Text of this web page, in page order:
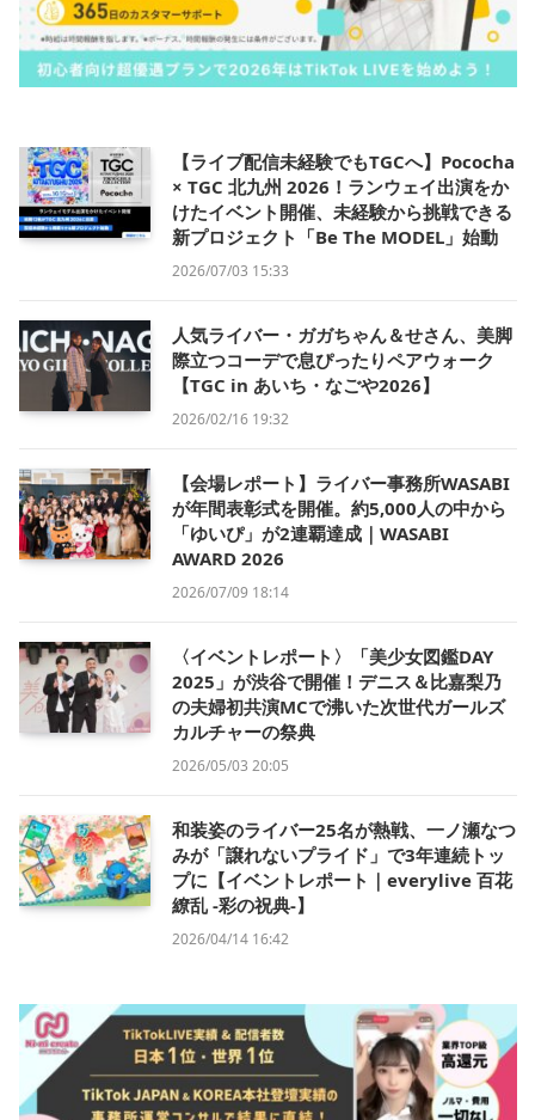
【ライブ配信未経験でもTGCへ】Pococha
× TGC 北九州 2026！ランウェイ出演をか
けたイベント開催、未経験から挑戦できる
新プロジェクト「Be The MODEL」始動
2026/07/03 15:33
人気ライバー・ガガちゃん＆せさん、美脚
際立つコーデで息ぴったりペアウォーク
【TGC in あいち・なごや2026】
2026/02/16 19:32
【会場レポート】ライバー事務所WASABI
が年間表彰式を開催。約5,000人の中から
「ゆいぴ」が2連覇達成｜WASABI
AWARD 2026
2026/07/09 18:14
〈イベントレポート〉「美少女図鑑DAY
2025」が渋谷で開催！デニス＆比嘉梨乃
の夫婦初共演MCで沸いた次世代ガールズ
カルチャーの祭典
2026/05/03 20:05
和装姿のライバー25名が熱戦、一ノ瀬なつ
みが「譲れないプライド」で3年連続トッ
プに【イベントレポート｜everylive 百花
繚乱 -彩の祝典-】
2026/04/14 16:42